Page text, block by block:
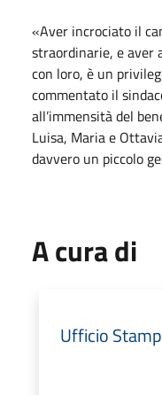
«Aver incrociato il
straordinarie, e aver
con loro, è un
commentato il
all’immensità del
Luisa, Maria e
davvero un piccolo
A cura di
Ufficio